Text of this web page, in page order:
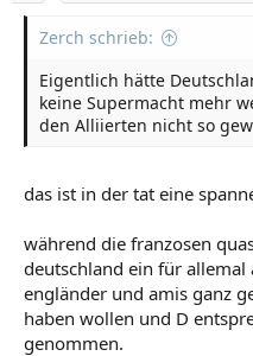
Zerch schrieb:
Eigentlich hätte
keine Supermacht mehr
den Alliierten nicht so
das ist in der tat eine
während die franzosen
deutschland ein für allemal
engländer und amis ganz
haben wollen und D
genommen.